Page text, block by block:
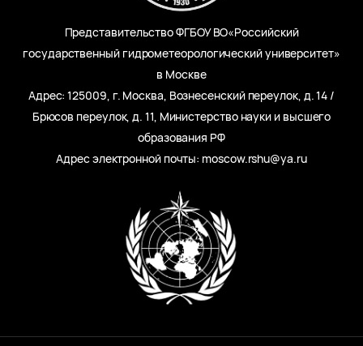
Представительство ФГБОУ ВО«Российский
государственный гидрометеорологический университет»
в Москве
Адрес: 125009, г. Москва, Вознесенский переулок, д. 14 /
Брюсов переулок, д. 11, Министерство науки и высшего
образования РФ
Адрес электронной почты: moscow.rshu@ya.ru